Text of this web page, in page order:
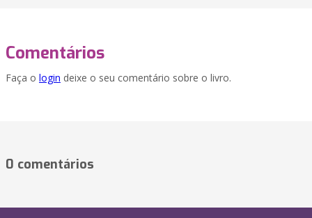
Comentários
Faça o login deixe o seu comentário sobre o livro.
0 comentários